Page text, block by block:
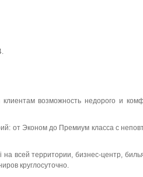
возможность недорого и
от Эконом до Премиум класса с
на всей территории, бизнес-центр,
круглосуточно.